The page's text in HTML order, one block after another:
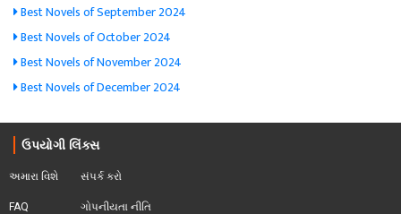
Best Novels of September 2024
Best Novels of October 2024
Best Novels of November 2024
Best Novels of December 2024
ઉપયોગી લિંક્સ
અમારા વિશે
FAQ
સંપર્ક કરો
ગોપનીયતા નીતિ